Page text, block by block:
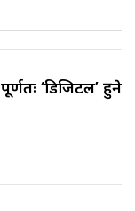
‘डिजिटल’ हुने